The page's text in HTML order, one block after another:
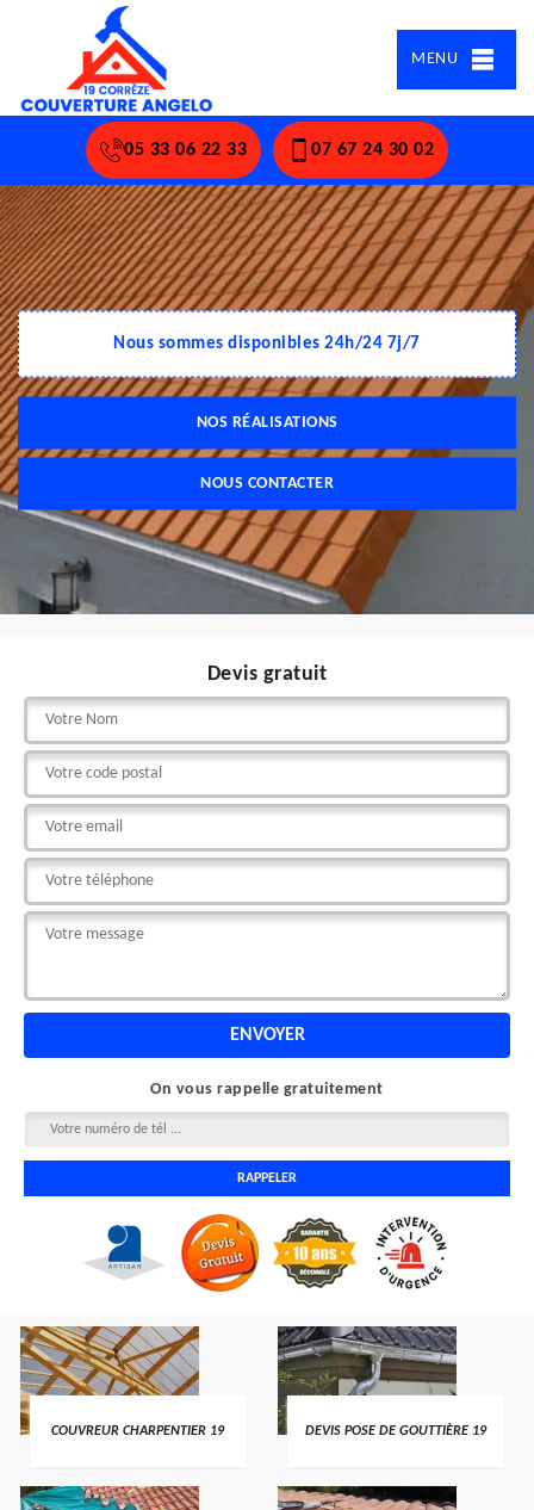
MENU
05 33 06 22 33 07 67 24 30 02
Nous sommes disponibles 24h/24 7j/7
NOS RÉALISATIONS
NOUS CONTACTER
Devis gratuit
On vous rappelle gratuitement
COUVREUR CHARPENTIER 19 DEVIS POSE DE GOUTTIÈRE 19